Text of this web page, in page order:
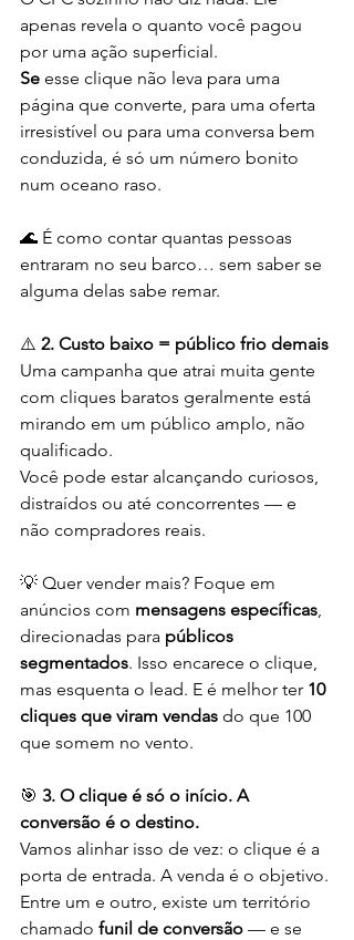
apenas revela o quanto você pagou
por uma ação superficial.
Se esse clique não leva para uma
página que converte, para uma oferta
irresistível ou para uma conversa bem
conduzida, é só um número bonito
num oceano raso.
🌊 É como contar quantas pessoas
entraram no seu barco… sem saber se
alguma delas sabe remar.
⚠️ 2. Custo baixo = público frio demais
Uma campanha que atrai muita gente
com cliques baratos geralmente está
mirando em um público amplo, não
qualificado.
Você pode estar alcançando curiosos,
distraídos ou até concorrentes — e
não compradores reais.
💡 Quer vender mais? Foque em
anúncios com mensagens específicas,
direcionadas para públicos
segmentados. Isso encarece o clique,
mas esquenta o lead. E é melhor ter 10
cliques que viram vendas do que 100
que somem no vento.
🎯 3. O clique é só o início. A
conversão é o destino.
Vamos alinhar isso de vez: o clique é a
porta de entrada. A venda é o objetivo.
Entre um e outro, existe um território
chamado funil de conversão — e se